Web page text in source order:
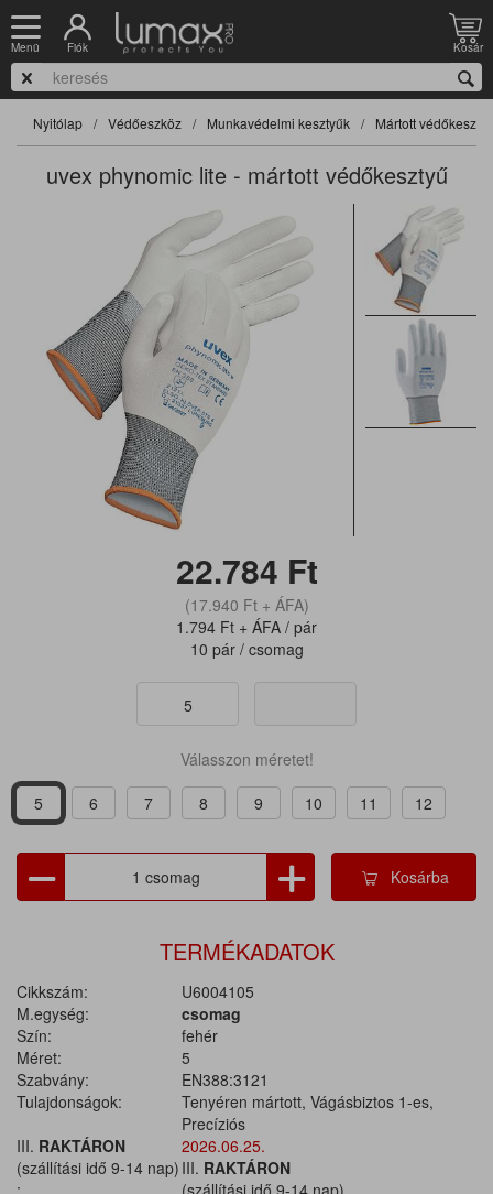
Menü Fiók Kosár
Nyitólap Védőeszköz Munkavédelmi kesztyűk Mártott védőkesztyű
uvex phynomic lite - mártott védőkesztyű
22.784 Ft
(17.940 Ft+ ÁFA)
1.794 Ft + ÁFA / pár
10 pár / csomag
5
Válasszon méretet!
5
6 7 8 9 10 11 12
Kosárba
TERMÉKADATOK
Cikkszám:
U6004105
M.egység:
csomag
Szín:
fehér
Méret:
5
Szabvány:
EN388:3121
Tulajdonságok:
Tenyéren mártott, Vágásbiztos 1-es,
Precíziós
III. RAKTÁRON
(szállítási idő 9-14 nap)
:
2026.06.25.
III. RAKTÁRON
(szállítási idő 9-14 nap)